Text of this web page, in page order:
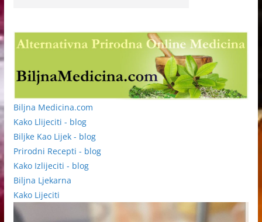
Biljna Medicina.com
Kako Llijeciti - blog
Biljke Kao Lijek - blog
Prirodni Recepti - blog
Kako Izlijeciti - blog
Biljna Ljekarna
Kako Lijeciti